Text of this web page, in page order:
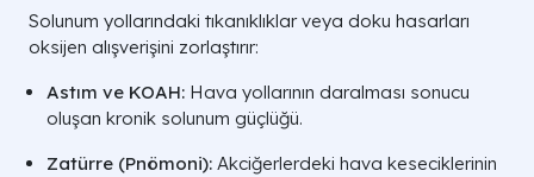
Solunum yollarındaki tıkanıklıklar veya doku hasarları
oksijen alışverişini zorlaştırır:
Astım ve KOAH: Hava yollarının daralması sonucu
oluşan kronik solunum güçlüğü.
Zatürre (Pnömoni): Akciğerlerdeki hava keseciklerinin